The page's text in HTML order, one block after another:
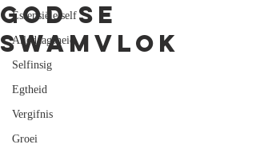
Essensiële self
Alledaagsheid
Selfinsig
Egtheid
Vergifnis
Groei
God se
swamvlok